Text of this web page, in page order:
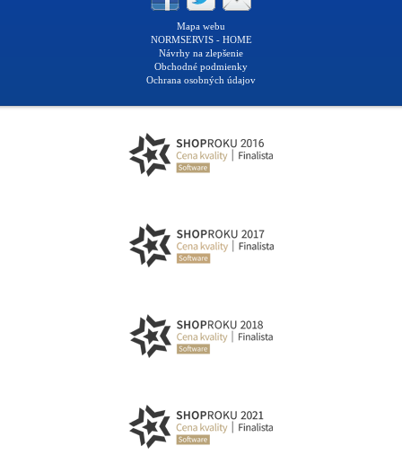
Mapa webu
NORMSERVIS - HOME
Návrhy na zlepšenie
Obchodné podmienky
Ochrana osobných údajov